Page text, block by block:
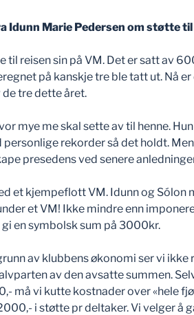
Idunn Marie Pedersen om støtte
til reisen sin på VM. Det er satt av
på kanskje tre ble tatt ut. Nå er
de tre dette året.
mye me skal sette av til henne.
rekorder så det holdt.
presedens ved senere
et kjempeflott VM. Idunn og Sólon
et VM! Ikke mindre enn
en symbolsk sum på 3000kr.
av klubbens økonomi ser vi ikke
av den avsatte summen.
må vi kutte kostnader over «hele
i støtte pr deltaker. Vi velger å